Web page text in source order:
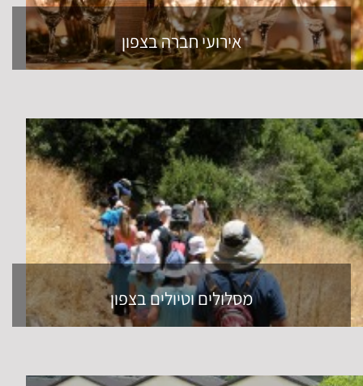
אירועי חברה בצפון
מסלולים וטיולים בצפון